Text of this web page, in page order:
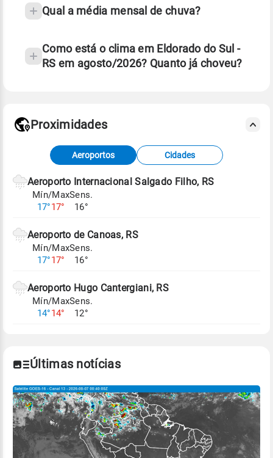
Qual a média mensal de chuva?
Como está o clima em Eldorado do Sul -
RS em agosto/2026? Quanto já choveu?
Fonte: dados combinados de estações
meteorológicas e satélite do Centro de Previsão
de Tempo e Estudos Climáticos (CPTEC).
Para obter mais informações sobre os dados
Proximidades
Aeroportos Cidades
Aeroporto Internacional Salgado Filho, RS
Mín/Max
17°17°
Sens.
16°
Aeroporto de Canoas, RS
Mín/Max
17°17°
Sens.
16°
Aeroporto Hugo Cantergiani, RS
Mín/Max
14°14°
Sens.
12°
Últimas notícias